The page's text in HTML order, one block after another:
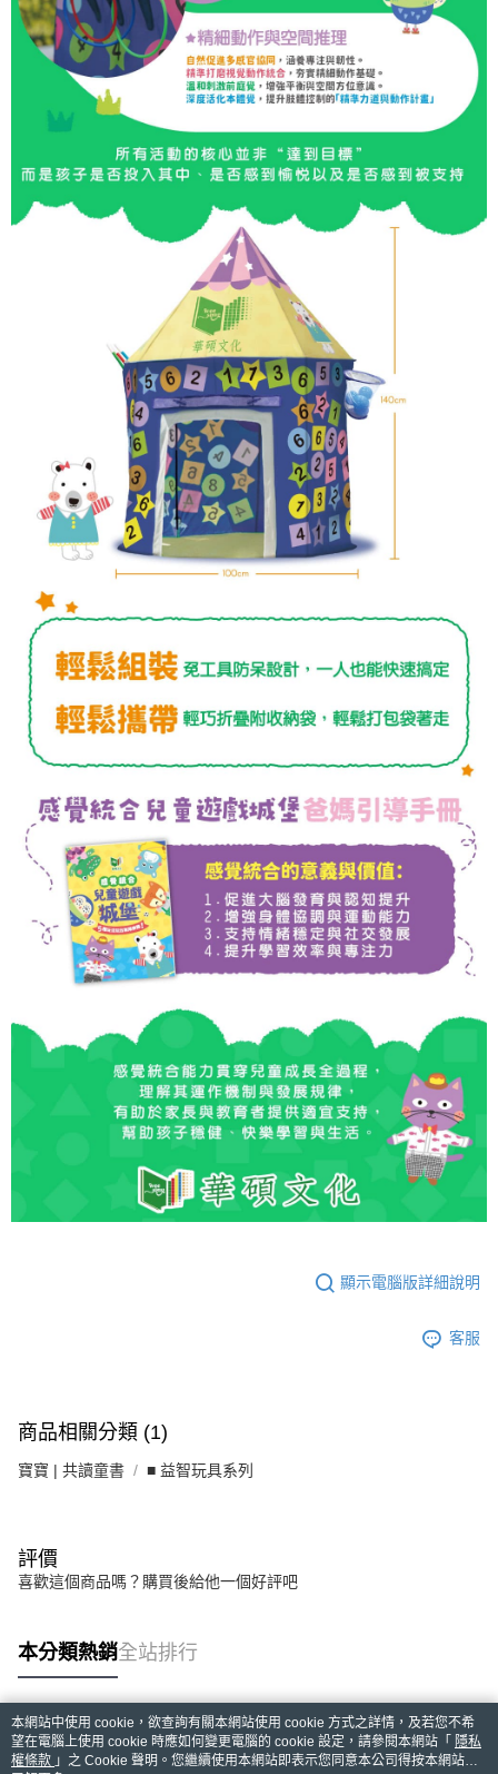
顯示電腦版詳細說明
客服
商品相關分類 (1)
寶寶 | 共讀童書 ■ 益智玩具系列
評價
喜歡這個商品嗎？購買後給他一個好評吧
本分類熱銷全站排行
熱門標籤
本網站中使用 cookie，欲查詢有關本網站使用 cookie 方式之詳情，及若您不希
望在電腦上使用 cookie 時應如何變更電腦的 cookie 設定，請參閱本網站「 隱私
權條款 」之 Cookie 聲明。您繼續使用本網站即表示您同意本公司得按本網站使